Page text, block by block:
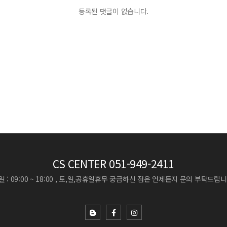
등록된 댓글이 없습니다.
CS CENTER051-949-2411
: 09:00 ~ 18:00 , 토,일,공휴일휴무 궁금하신 점은 언제든지 문의 부탁드립